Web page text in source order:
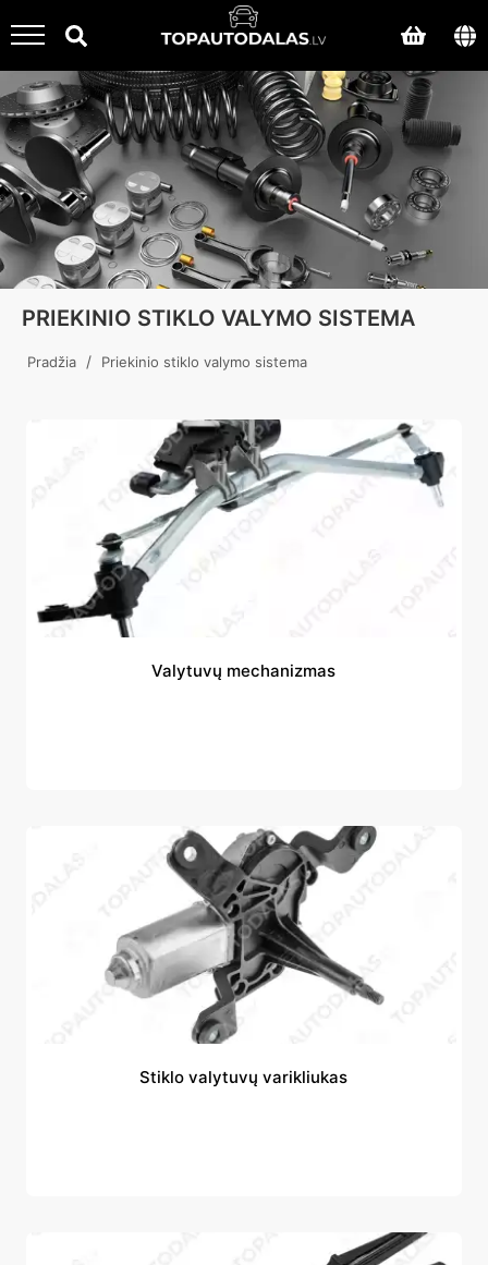
PRIEKINIO STIKLO VALYMO SISTEMA
Pradžia / Priekinio stiklo valymo sistema
Valytuvų mechanizmas
Stiklo valytuvų varikliukas